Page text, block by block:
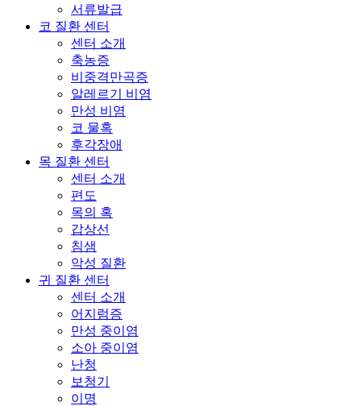
서류발급
코 질환 센터
센터 소개
축농증
비중격만곡증
알레르기 비염
만성 비염
코 물혹
후각장애
목 질환 센터
센터 소개
편도
목의 혹
갑상선
침샘
악성 질환
귀 질환 센터
센터 소개
어지럼증
만성 중이염
소아 중이염
난청
보청기
이명